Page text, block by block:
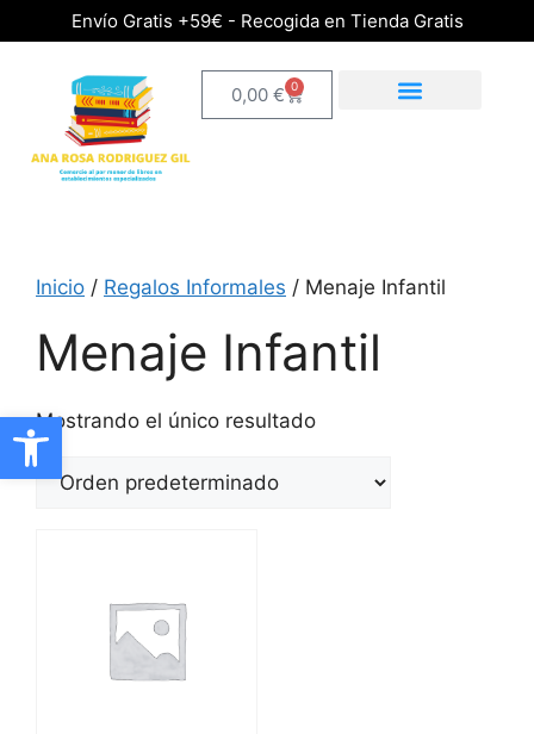
Abrir barra de herramientas
Envío Gratis +59€ - Recogida en Tienda Gratis
0,00 € 0
Inicio / Regalos Informales / Menaje Infantil
Menaje Infantil
Mostrando el único resultado